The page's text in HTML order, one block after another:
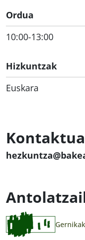
Ordua
10:00-13:00
Hizkuntzak
Euskara
Kontaktua